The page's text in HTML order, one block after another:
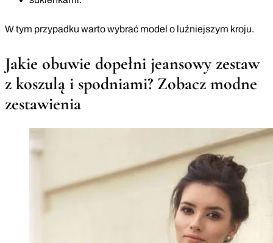
W tym przypadku warto wybrać model o luźniejszym kroju.
Jakie obuwie dopełni jeansowy zestaw
z koszulą i spodniami? Zobacz modne
zestawienia